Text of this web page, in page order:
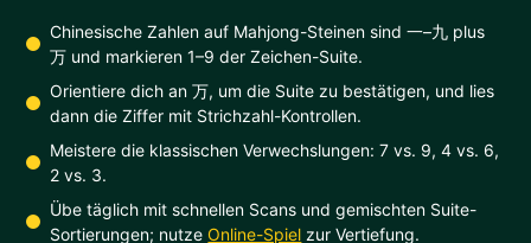
Chinesische Zahlen auf Mahjong-Steinen sind 一–九 plus
万 und markieren 1–9 der Zeichen-Suite.
Orientiere dich an 万, um die Suite zu bestätigen, und lies
dann die Ziffer mit Strichzahl-Kontrollen.
Meistere die klassischen Verwechslungen: 7 vs. 9, 4 vs. 6,
2 vs. 3.
Übe täglich mit schnellen Scans und gemischten Suite-
Sortierungen; nutzeOnline-Spiel zur Vertiefung.